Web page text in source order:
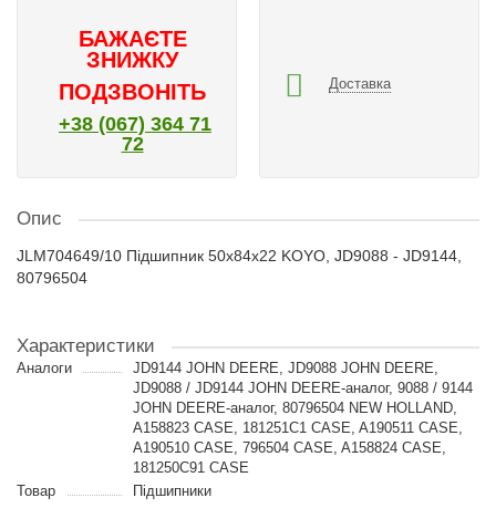
БАЖАЄТЕ
ЗНИЖКУ
ПОДЗВОНІТЬ
+38 (067) 364 71
72
Доставка
Опис
JLM704649/10 Підшипник 50x84x22 KOYO, JD9088 - JD9144,
80796504
Характеристики
Аналоги
JD9144 JOHN DEERE, JD9088 JOHN DEERE,
JD9088 / JD9144 JOHN DEERE-аналог, 9088 / 9144
JOHN DEERE-аналог, 80796504 NEW HOLLAND,
A158823 CASE, 181251C1 CASE, A190511 CASE,
A190510 CASE, 796504 CASE, A158824 CASE,
181250C91 CASE
Товар
Підшипники